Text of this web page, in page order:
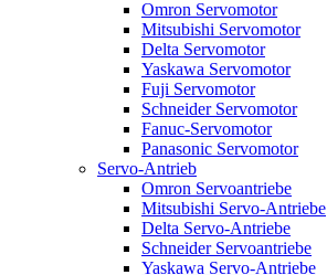
Omron Servomotor
Mitsubishi Servomotor
Delta Servomotor
Yaskawa Servomotor
Fuji Servomotor
Schneider Servomotor
Fanuc-Servomotor
Panasonic Servomotor
Servo-Antrieb
Omron Servoantriebe
Mitsubishi Servo-Antriebe
Delta Servo-Antriebe
Schneider Servoantriebe
Yaskawa Servo-Antriebe